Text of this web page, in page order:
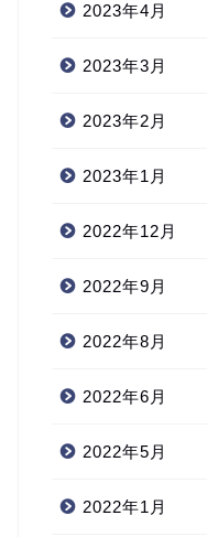
2023年4月
2023年3月
2023年2月
2023年1月
2022年12月
2022年9月
2022年8月
2022年6月
2022年5月
2022年1月